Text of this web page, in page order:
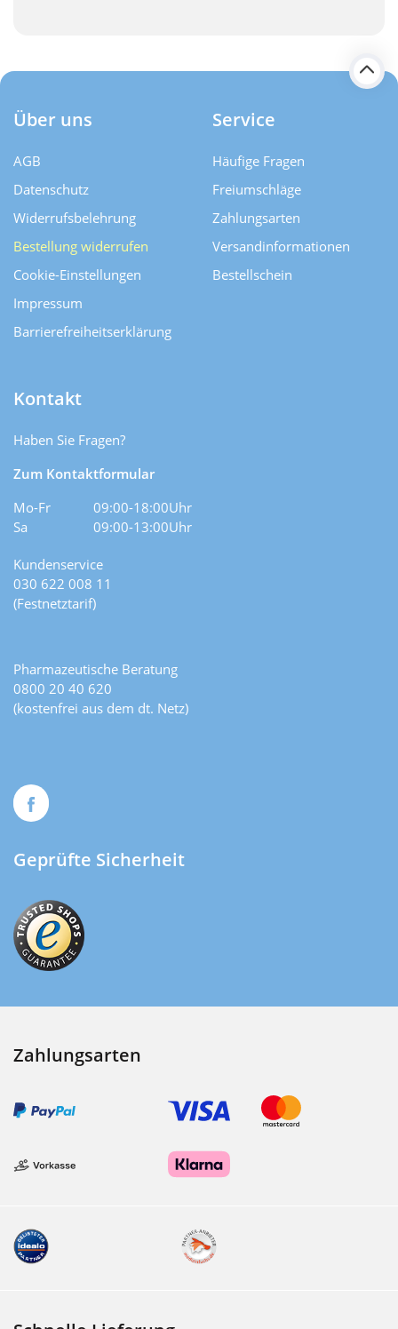
Über uns
AGB
Datenschutz
Widerrufsbelehrung
Bestellung widerrufen
Cookie-Einstellungen
Impressum
Barrierefreiheitserklärung
Service
Häufige Fragen
Freiumschläge
Zahlungsarten
Versand­informationen
Bestellschein
Kontakt
Haben Sie Fragen?
Zum Kontaktformular
Mo-Fr
09:00-18:00Uhr
Sa
09:00-13:00Uhr
Kundenservice
030 622 008 11
(Festnetztarif)
Pharmazeutische Beratung
0800 20 40 620
(kostenfrei aus dem dt. Netz)
Geprüfte Sicherheit
Zahlungsarten